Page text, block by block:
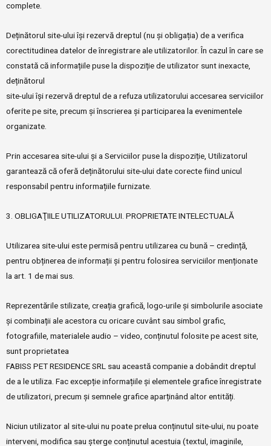
complete.
Deținătorul site-ului își rezervă dreptul (nu și obligația) de a verifica
corectitudinea datelor de înregistrare ale utilizatorilor. În cazul în care se
constată că informațiile puse la dispoziție de utilizator sunt inexacte,
deținătorul
site-ului își rezervă dreptul de a refuza utilizatorului accesarea serviciilor
oferite pe site, precum și înscrierea și participarea la evenimentele
organizate.
Prin accesarea site-ului și a Serviciilor puse la dispoziție, Utilizatorul
garantează că oferă deținătorului site-ului date corecte fiind unicul
responsabil pentru informațiile furnizate.
3. OBLIGAŢIILE UTILIZATORULUI. PROPRIETATE INTELECTUALĂ
Utilizarea site-ului este permisă pentru utilizarea cu bună – credință,
pentru obținerea de informații și pentru folosirea serviciilor menționate
la art. 1 de mai sus.
Reprezentările stilizate, creația grafică, logo-urile și simbolurile asociate
și combinații ale acestora cu oricare cuvânt sau simbol grafic,
fotografiile, materialele audio – video, conținutul folosite pe acest site,
sunt proprietatea
FABISS PET RESIDENCE SRL sau această companie a dobândit dreptul
de a le utiliza. Fac excepție informațiile și elementele grafice înregistrate
de utilizatori, precum și semnele grafice aparținând altor entități.
Niciun utilizator al site-ului nu poate prelua conținutul site-ului, nu poate
interveni, modifica sau șterge conținutul acestuia (textul, imaginile,